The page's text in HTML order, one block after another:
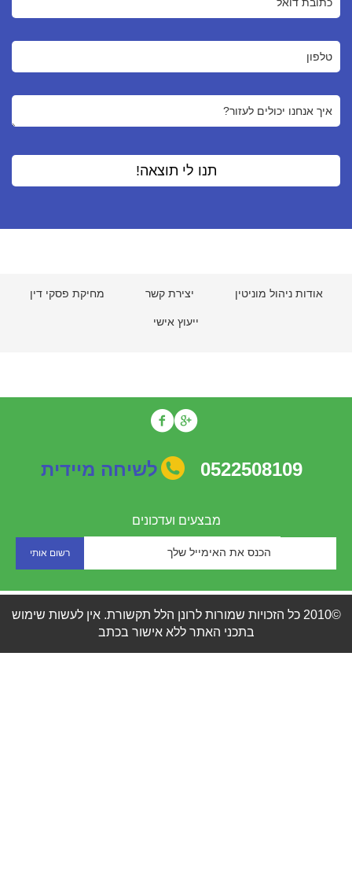
אודות ניהול מוניטין יצירת קשר מחיקת פסקי דין
ייעוץ אישי
0522508109 לשיחה מיידית
מבצעים ועדכונים
©2010 כל הזכויות שמורות לרונן הלל תקשורת. אין לעשות שימוש
בתכני האתר ללא אישור בכתב